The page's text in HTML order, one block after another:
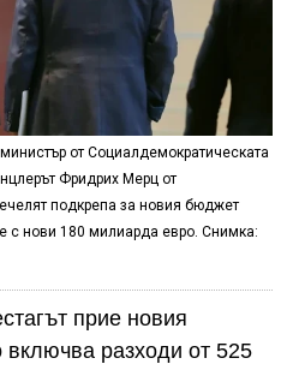
от Социалдемократическата
Фридрих Мерц от
подкрепа за новия бюджет
с нови 180 милиарда евро. Снимка:
прие новия
включва разходи от 525